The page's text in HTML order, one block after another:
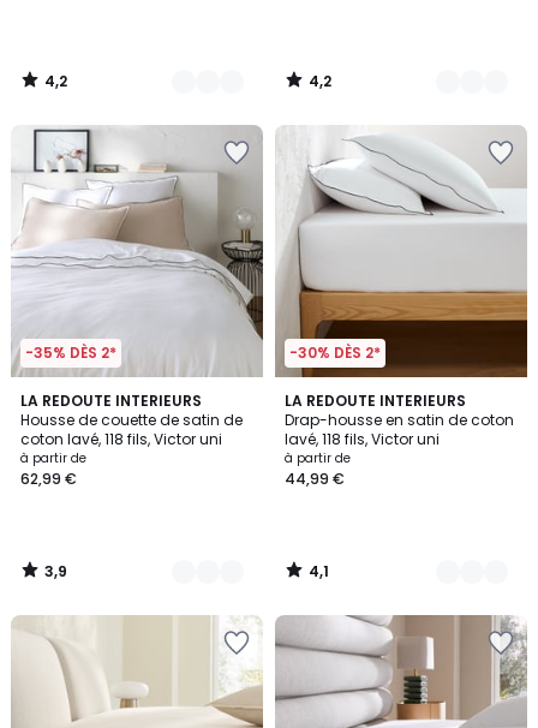
4,2
/
4,2
/
-35% DÈS 2*
LA REDOUTE INTERIEURS
Housse de couette de satin de
coton lavé, 118 fils, Victor uni
à partir de
62,99 €
3,9
/ 5
11
Couleurs
3,9
/
-30% DÈS 2*
LA REDOUTE INTERIEURS
Drap-housse en satin de coton
lavé, 118 fils, Victor uni
à partir de
44,99 €
4,1
/ 5
10
Couleurs
4,1
/